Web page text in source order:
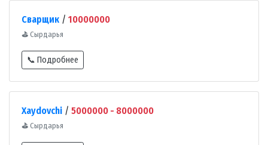
Сварщик / 10000000
⛳ Сырдарья
📞 Подробнее
Xaydovchi / 5000000 - 8000000
⛳ Сырдарья